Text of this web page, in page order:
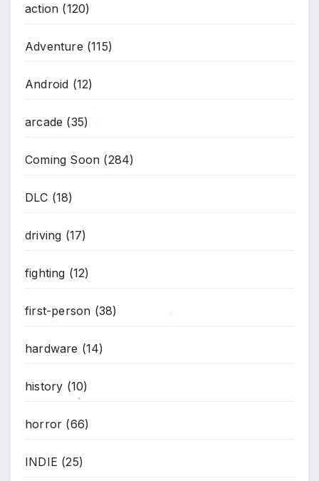
action (120)
Adventure (115)
Android (12)
arcade (35)
Coming Soon (284)
DLC (18)
driving (17)
fighting (12)
first-person (38)
hardware (14)
history (10)
horror (66)
INDIE (25)
*
*